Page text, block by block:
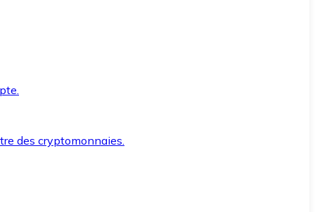
des cryptomonnaies.